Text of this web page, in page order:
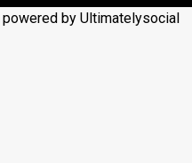
powered by Ultimatelysocial